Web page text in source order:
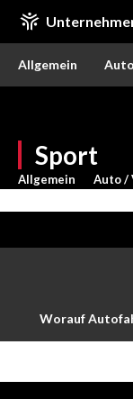
Allgemein
Sport
Allgemein Auto /
Worauf